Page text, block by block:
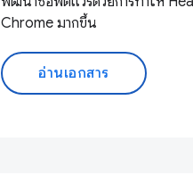
Chrome มากขึ้น
อ่านเอกสาร